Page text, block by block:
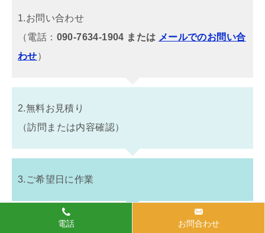
1.お問い合わせ
（電話： 090-7634-1904 または メールでのお問い合
わせ）
2.無料お見積り
（訪問または内容確認）
3.ご希望日に作業
電話 お問合わせ